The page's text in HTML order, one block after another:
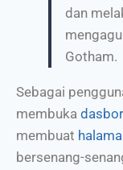
dan
Gotham.
Sebagai
membuka dasbor
membuat
bersenang-